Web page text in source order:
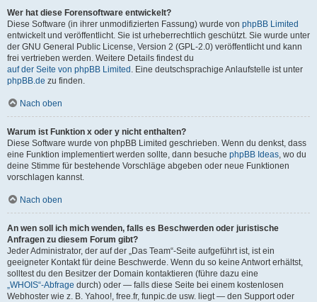
Wer hat diese Forensoftware entwickelt?
Diese Software (in ihrer unmodifizierten Fassung) wurde von phpBB Limited
entwickelt und veröffentlicht. Sie ist urheberrechtlich geschützt. Sie wurde unter
der GNU General Public License, Version 2 (GPL-2.0) veröffentlicht und kann
frei vertrieben werden. Weitere Details findest du
auf der Seite von phpBB Limited . Eine deutschsprachige Anlaufstelle ist unter
phpBB.de zu finden.
Nach oben
Warum ist Funktion x oder y nicht enthalten?
Diese Software wurde von phpBB Limited geschrieben. Wenn du denkst, dass
eine Funktion implementiert werden sollte, dann besuche phpBB Ideas, wo du
deine Stimme für bestehende Vorschläge abgeben oder neue Funktionen
vorschlagen kannst.
Nach oben
An wen soll ich mich wenden, falls es Beschwerden oder juristische
Anfragen zu diesem Forum gibt?
Jeder Administrator, der auf der „Das Team“-Seite aufgeführt ist, ist ein
geeigneter Kontakt für deine Beschwerde. Wenn du so keine Antwort erhältst,
solltest du den Besitzer der Domain kontaktieren (führe dazu eine
„WHOIS“-Abfrage durch) oder — falls diese Seite bei einem kostenlosen
Webhoster wie z. B. Yahoo!, free.fr, funpic.de usw. liegt — den Support oder